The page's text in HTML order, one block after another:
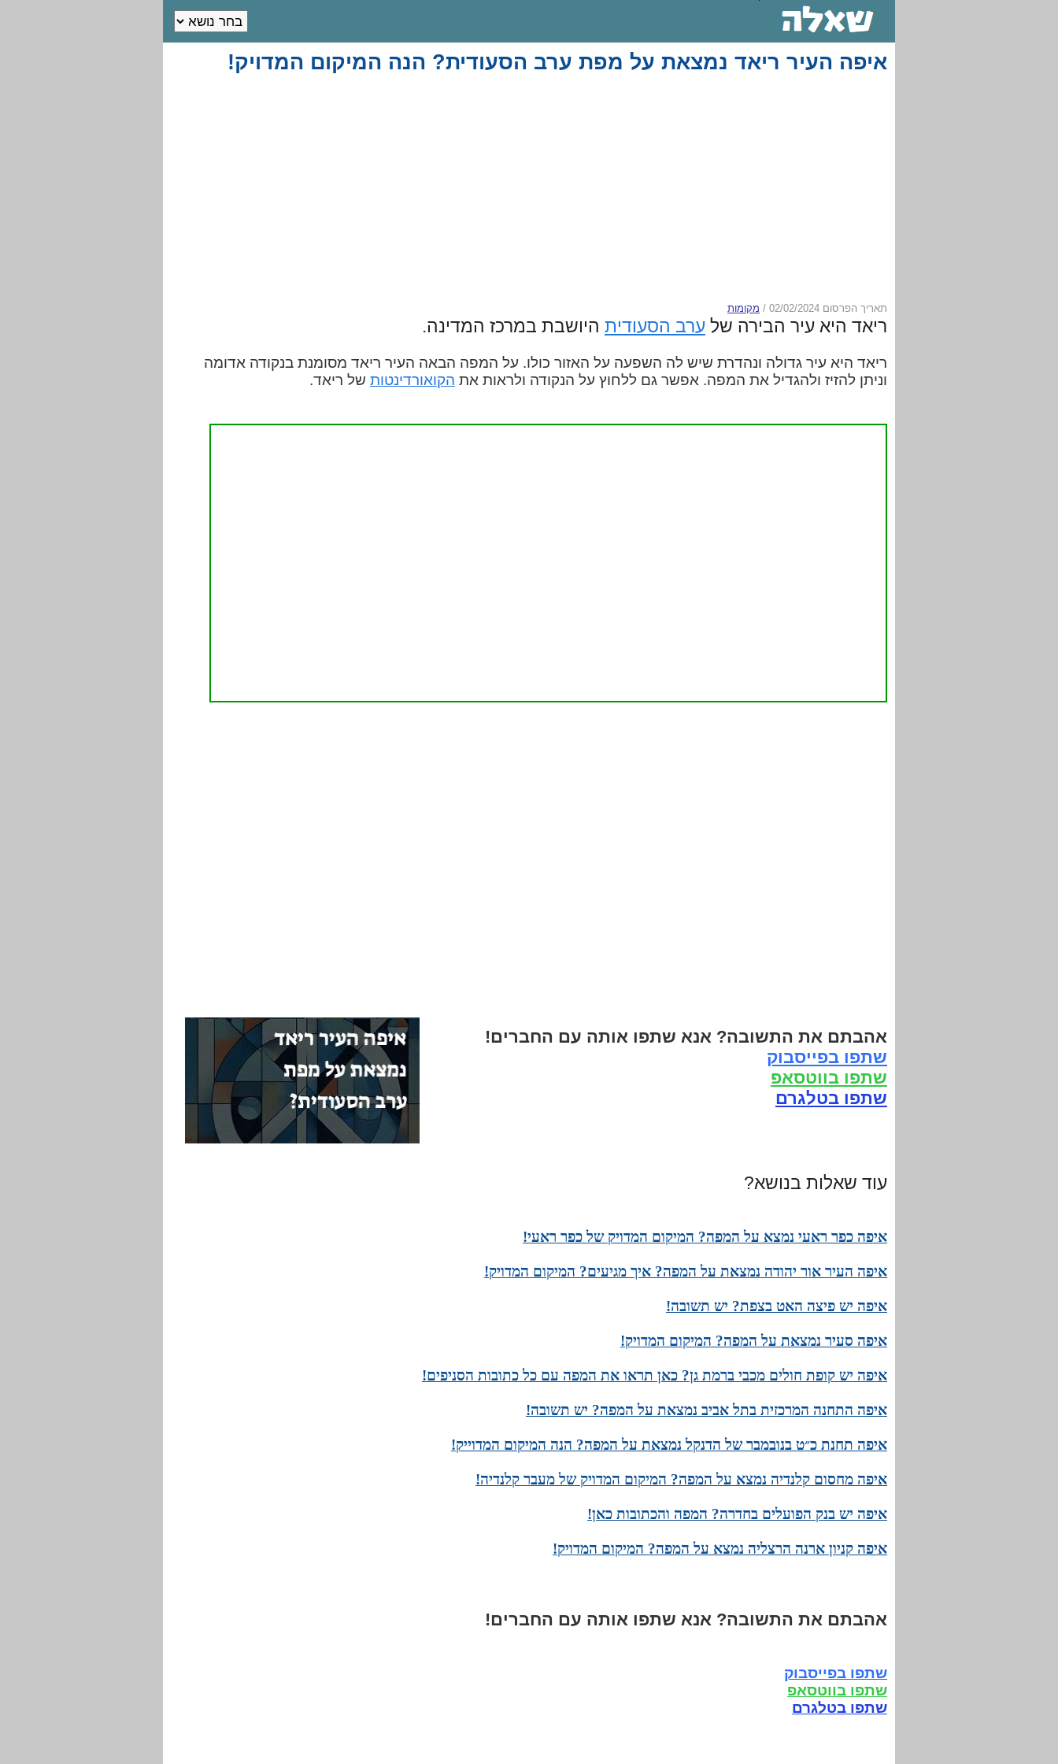
איפה העיר ריאד נמצאת על מפת ערב הסעודית? הנה המיקום המדויק!
תאריך הפרסום 02/02/2024 / מקומות
ריאד היא עיר הבירה של ערב הסעודית היושבת במרכז המדינה.
ריאד היא עיר גדולה ונהדרת שיש לה השפעה על האזור כולו. על המפה הבאה העיר ריאד מסומנת בנקודה אדומה
וניתן להזיז ולהגדיל את המפה. אפשר גם ללחוץ על הנקודה ולראות את הקואורדינטות של ריאד.
אהבתם את התשובה? אנא שתפו אותה עם החברים!
שתפו בפייסבוק
שתפו בווטסאפ
שתפו בטלגרם
עוד שאלות בנושא?
איפה כפר ראעי נמצא על המפה? המיקום המדויק של כפר ראעי!
איפה העיר אור יהודה נמצאת על המפה? איך מגיעים? המיקום המדויק!
איפה יש פיצה האט בצפת? יש תשובה!
איפה סעיר נמצאת על המפה? המיקום המדויק!
איפה יש קופת חולים מכבי ברמת גן? כאן תראו את המפה עם כל כתובות הסניפים!
איפה התחנה המרכזית בתל אביב נמצאת על המפה? יש תשובה!
איפה תחנת כ״ט בנובמבר של הדנקל נמצאת על המפה? הנה המיקום המדוייק!
איפה מחסום קלנדיה נמצא על המפה? המיקום המדויק של מעבר קלנדיה!
איפה יש בנק הפועלים בחדרה? המפה והכתובות כאן!
איפה קניון ארנה הרצליה נמצא על המפה? המיקום המדויק!
אהבתם את התשובה? אנא שתפו אותה עם החברים!
שתפו בפייסבוק
שתפו בווטסאפ
שתפו בטלגרם